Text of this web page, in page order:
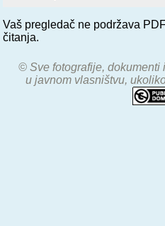
Vaš pregledač ne podržava
čitanja.
© Sve fotografije, dokumenti
u javnom vlasništvu,